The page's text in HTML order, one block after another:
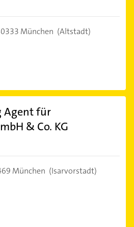
München (Altstadt)
Agent für
& Co. KG
München (Isarvorstadt)